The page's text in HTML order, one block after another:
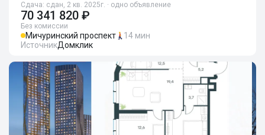
Сдача: сдан, 2 кв. 2025г. · одно объявление
70 341 820 ₽
Без комиссии
Мичуринский проспект
14 мин
ИсточникДомклик